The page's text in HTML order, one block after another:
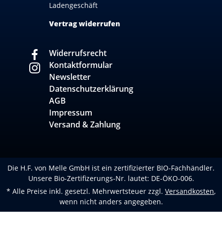
Ladengeschäft
Vertrag widerrufen
Widerrufsrecht
Kontaktformular
Newsletter
Datenschutzerklärung
AGB
Impressum
Versand & Zahlung
Die H.F. von Melle GmbH ist ein zertifizierter BIO-Fachhändler.
Unsere Bio-Zertifizerungs-Nr. lautet: DE-ÖKO-006.
* Alle Preise inkl. gesetzl. Mehrwertsteuer zzgl. Versandkosten,
wenn nicht anders angegeben.